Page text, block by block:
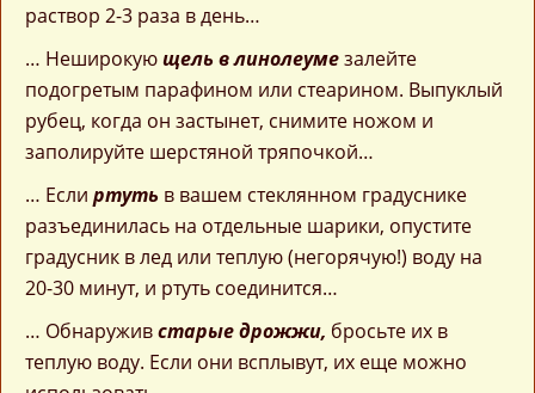
раствор 2-3 раза в день…
… Неширокующель в линолеумезалейте
подогретым парафином или стеарином. Выпуклый
рубец, когда он застынет, снимите ножом и
заполируйте шерстяной тряпочкой…
… Если ртуть в вашем стеклянном градуснике
разъединилась на отдельные шарики, опустите
градусник в лед или теплую (негорячую!) воду на
20-30 минут, и ртуть соединится…
… Обнаруживстарые дрожжи, бросьте их в
теплую воду. Если они всплывут, их еще можно